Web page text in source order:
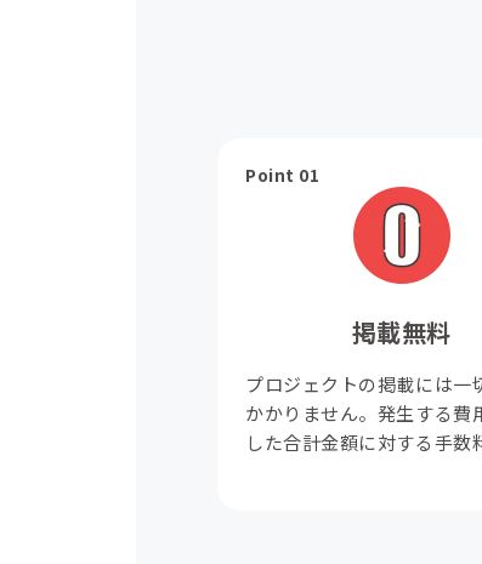
Point 01
掲載無料
プロジェクトの掲載には一
かかりません。発生する費
した合計金額に対する手数